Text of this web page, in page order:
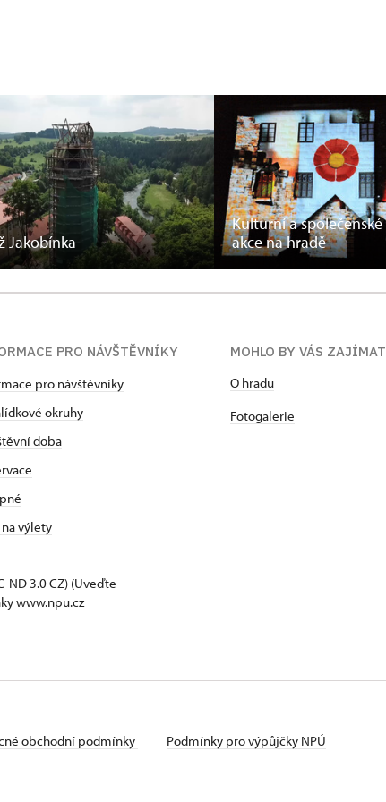
Jakobínka
Kulturní a společenské
akce na hradě
PRO NÁVŠTĚVNÍKY
pro návštěvníky
okruhy
doba
výlety
MOHLO BY VÁS ZAJÍMAT
O hradu
Fotogalerie
ND 3.0 CZ) (Uveďte
www.npu.cz
obchodní podmínky
Podmínky pro výpůjčky NPÚ